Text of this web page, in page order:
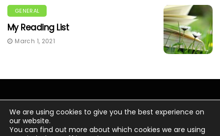
GENERAL
My Reading List
March 1, 2021
© Copyright 2020 Chris Wacker.
We are using cookies to give you the best experience on
our website.
You can find out more about which cookies we are using